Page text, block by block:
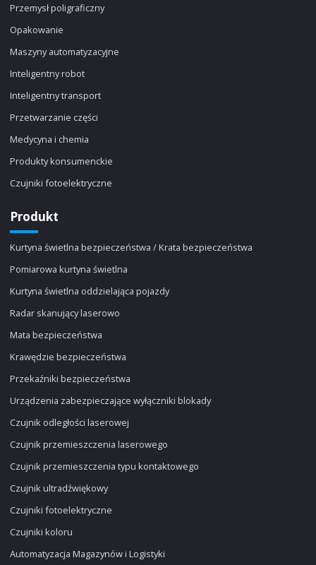
Przemysł poligraficzny
Opakowanie
Maszyny automatyzacyjne
Inteligentny robot
Inteligentny transport
Przetwarzanie części
Medycyna i chemia
Produkty konsumenckie
Czujniki fotoelektryczne
Produkt
Kurtyna świetlna bezpieczeństwa / Krata bezpieczeństwa
Pomiarowa kurtyna świetlna
Kurtyna świetlna oddzielająca pojazdy
Radar skanujący laserowo
Mata bezpieczeństwa
Krawędzie bezpieczeństwa
Przekaźniki bezpieczeństwa
Urządzenia zabezpieczające wyłączniki blokady
Czujnik odległości laserowej
Czujnik przemieszczenia laserowego
Czujnik przemieszczenia typu kontaktowego
Czujnik ultradźwiękowy
Czujniki fotoelektryczne
Czujniki koloru
Automatyzacja Magazynów i Logistyki